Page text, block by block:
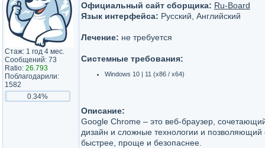
Стаж: 1 год 4 мес.
Сообщений: 73
Ratio: 26.793
Поблагодарили:
1582
0.34%
Официальный сайт сборщика: Ru-Board
Язык интерфейса: Русский, Английский
Лечение: не требуется
Системные требования:
Windows 10 | 11 (х86 / x64)
Описание:
Google Chrome – это веб-браузер,
дизайн и сложные технологии и позволяющий
быстрее, проще и безопаснее.